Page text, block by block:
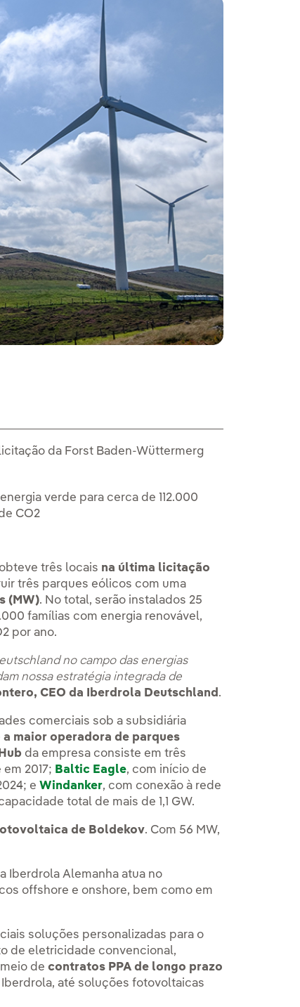
da Forst Baden-Wüttermerg
verde para cerca de 112.000
CO2
três locais na última licitação
três parques eólicos com uma
(MW). No total, serão instalados 25
famílias com energia renovável,
por ano.
no campo das energias
nossa estratégia integrada de
CEO da Iberdrola Deutschland .
comerciais sob a subsidiária
a maior operadora de parques
da empresa consiste em três
2017; Baltic Eagle, com início de
eWindanker, com conexão à rede
total de mais de 1,1 GW.
de Boldekov. Com 56 MW,
Iberdrola Alemanha atua no
offshore e onshore, bem como em
soluções personalizadas para o
de eletricidade convencional,
decontratos PPA de longo prazo
até soluções fotovoltaicas